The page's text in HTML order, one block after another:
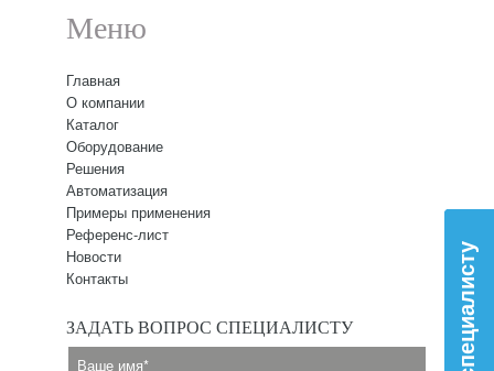
Меню
Главная
О компании
Каталог
Оборудование
Решения
Автоматизация
Примеры применения
Референс-лист
Новости
Контакты
ЗАДАТЬ ВОПРОС СПЕЦИАЛИСТУ